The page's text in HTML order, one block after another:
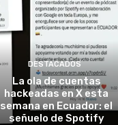
DESTACADOS
La ola de cuentas
hackeadas en X esta
semana en Ecuador: el
señuelo de Spotify